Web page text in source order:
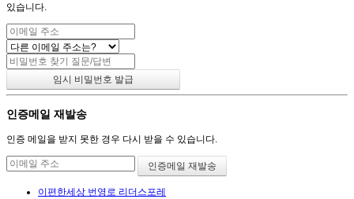
있습니다.
인증메일 재발송
인증 메일을 받지 못한 경우 다시 받을 수 있습니다.
이편한세상 번영로 리더스포레